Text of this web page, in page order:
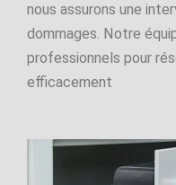
nous assurons une
dommages. Notre
professionnels pour
efficacement